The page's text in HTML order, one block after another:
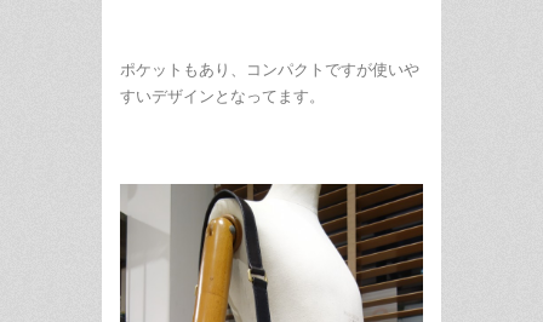
ポケットもあり、コンパクトですが使いや
すいデザインとなってます。